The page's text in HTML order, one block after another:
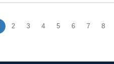
2 3 4 5 6 7 8